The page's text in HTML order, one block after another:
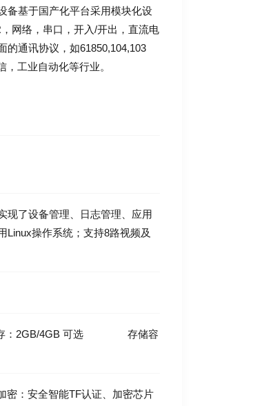
备基于国产化平台采用模块化设
网络，串口，开入/开出，直流电
的通讯协议，如61850,104,103
工业自动化等行业。
现了设备管理、日志管理、应用
Linux操作系统；支持8路视频及
2GB/4GB 可选 存储容
安全智能TF认证、加密芯片